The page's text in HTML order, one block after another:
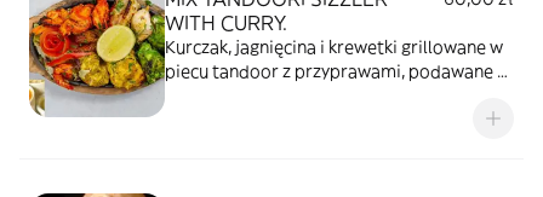
WITH CURRY.
Kurczak, jagnięcina i krewetki grillowane w
piecu tandoor z przyprawami, podawane z